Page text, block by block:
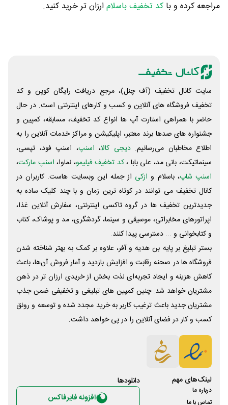
مراجعه کرده و با کد تخفیف باسلام ارزان تر خرید کنید.
سایت کانال تخفیف (آف چنل)، مرجع دریافت رایگان کوپن و کد
تخفیف فروشگاه های آنلاین و کسب و‌ کارهای اینترنتی است. در حال
حاضر با همراهی استارت آپ ها انواع کد تخفیف، مسابقه، کمپین و
جشنواره های صدها برند معتبر، اپلیکیشن و مراکز خدمات آنلاین را به
اطلاع مخاطبان می‌رسانیم. دیجی کالا، اسنپ، اسنپ فود، تپسی،
سینماتیکت، بانی مد، علی‌ بابا ،کد تخفیف فیلیمو، نماوا، اسنپ مارکت،
اسنپ شاپ، باسلام و ازکی از جمله این وبسایت ‌هاست. کاربران در
کانال تخفیف می توانند در کوتاه ترین زمان و با چند کلیک ساده به
جدیدترین تخفیف ها در گروه تاکسی اینترنتی، سفارش آنلاین غذا،
اپراتورهای مخابراتی، موسیقی و سینما، گردشگری، مد و پوشاک، کتاب
و کتابخوانی و ... دسترسی پیدا کنند.
بستر تبلیغ بر پایه بن هدیه و آفر، علاوه بر کمک به بهتر شناخته شدن
فروشگاه ها در صحنه رقابت و افزایش بازدید و آمار فروش آن‌ها، باعث
کاهش هزینه و ایجاد تجربه‌ای لذت بخش از خریدی ارزان تر در ذهن
مشتریان خواهد شد. چنین کمپین های تبلیغی و تخفیفی ضمن جذب
مشتریان جدید باعث ترغیب کاربر به خرید مجدد شده و توسعه و رونق
کسب و کار در فضای آنلاین را در پی خواهد داشت.
لینک‌های مهم
درباره ما
تماس با ما
دانلود‌ها
افزونه فایرفاکس